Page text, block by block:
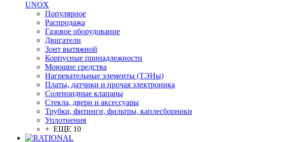
UNOX
Популярное
Распродажа
Газовое оборудование
Двигатели
Зонт вытяжной
Корпусные принадлежности
Моющие средства
Нагревательные элементы (ТЭНы)
Платы, датчики и прочая электроника
Соленоидные клапаны
Стекла, двери и аксессуары
Трубки, фитинги, фильтры, каплесборники
Уплотнения
+ ЕЩЕ 10